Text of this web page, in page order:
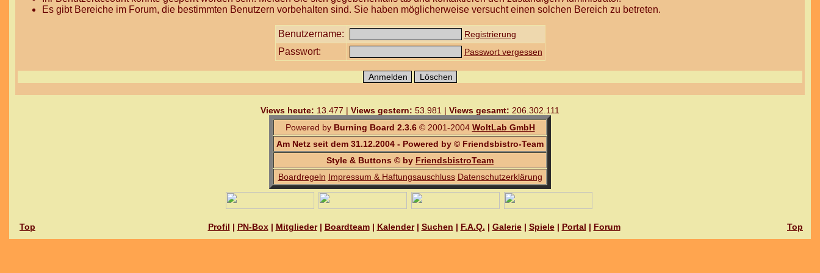
Es gibt Bereiche im Forum, die bestimmten Benutzern vorbehalten sind. Sie haben möglicherweise versucht einen solchen Bereich zu betreten.
Benutzername: Registrierung
Passwort: Passwort vergessen
Views heute: 13.477 | Views gestern: 53.981 | Views gesamt: 206.302.111
Powered by Burning Board 2.3.6© 2001-2004 WoltLab GmbH
Am Netz seit dem 31.12.2004 - Powered by © Friendsbistro-Team
Style & Buttons © by FriendsbistroTeam
Boardregeln Impressum & Haftungsauschluss Datenschutzerklärung
Top Profil | PN-Box| Mitglieder| Boardteam| Kalender| Suchen | F.A.Q. | Galerie| Spiele| Portal | Forum Top